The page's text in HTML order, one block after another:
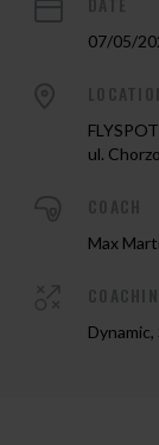
07/05/
ul.
Max